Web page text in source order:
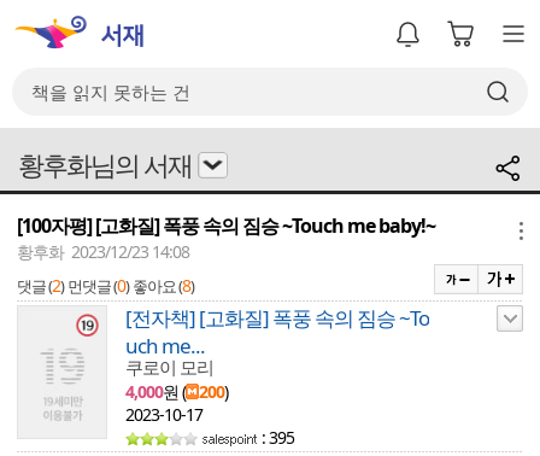
황후화님의 서재
[100자평] [고화질] 폭풍 속의 짐승 ~Touch me baby!~
황후화 2023/12/23 14:08
댓글 (2) 먼댓글 (0) 좋아요 (8)
[전자책] [고화질] 폭풍 속의 짐승 ~To
uch me...
쿠로이 모리
4,000원 ( 200)
2023-10-17
: 395